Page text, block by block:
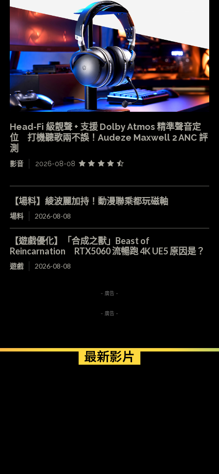
Head-Fi 級靚聲 + 支援 Dolby Atmos 精準聲音定
位 打機聽歌兩不誤！Audeze Maxwell 2 ANC 評
測
影音 2026-08-08
【場料】綾波麗加持！動漫聯乘都玩磁軸
場料 2026-08-08
【遊戲優化】「合成之獸」Beast of
Reincarnation RTX5060 流暢跑 4K UE5 原因是？
遊戲 2026-08-08
- 廣告 -
- 廣告 -
最新影片